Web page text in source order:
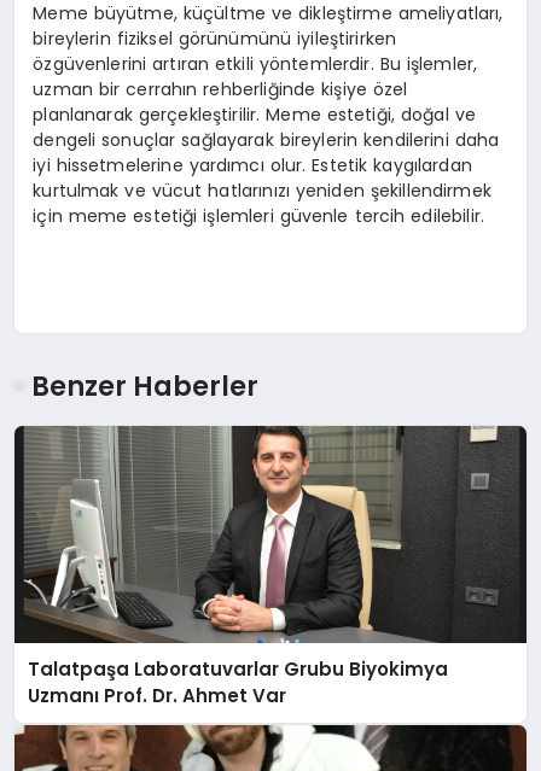
Meme büyütme, küçültme ve dikleştirme ameliyatları,
bireylerin fiziksel görünümünü iyileştirirken
özgüvenlerini artıran etkili yöntemlerdir. Bu işlemler,
uzman bir cerrahın rehberliğinde kişiye özel
planlanarak gerçekleştirilir. Meme estetiği, doğal ve
dengeli sonuçlar sağlayarak bireylerin kendilerini daha
iyi hissetmelerine yardımcı olur. Estetik kaygılardan
kurtulmak ve vücut hatlarınızı yeniden şekillendirmek
için meme estetiği işlemleri güvenle tercih edilebilir.
Benzer Haberler
Talatpaşa Laboratuvarlar Grubu Biyokimya
Uzmanı Prof. Dr. Ahmet Var